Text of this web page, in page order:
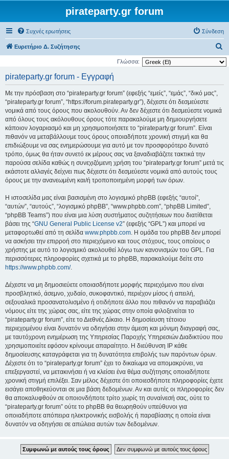
pirateparty.gr forum
Συχνές ερωτήσεις Σύνδεση
Ευρετήριο Δ. Συζήτησης
ν
Γλώσσα:
pirateparty.gr forum - Εγγραφή
Με την πρόσβαση στο “pirateparty.gr forum” (εφεξής “εμείς”, “εμάς”, “δικό μας”,
“pirateparty.gr forum”, “https://forum.pirateparty.gr”), δέχεστε ότι δεσμεύεστε
νομικά από τους όρους που ακολουθούν. Αν δεν δέχεστε ότι δεσμεύεστε νομικά
από όλους τους ακόλουθους όρους τότε παρακαλούμε μη δημιουργήσετε
κάποιον λογαριασμό και μη χρησιμοποιήσετε το “pirateparty.gr forum”. Είναι
πιθανόν να μεταβάλλουμε τους όρους οποιαδήποτε χρονική στιγμή και θα
επιδιώξουμε να σας ενημερώσουμε για αυτό με τον προσφορότερο δυνατό
τρόπο, όμως θα ήταν συνετό εκ μέρους σας να ξαναδιαβάζετε τακτικά την
παρούσα σελίδα καθώς η συνεχιζόμενη χρήση του “pirateparty.gr forum” μετά τις
εκάστοτε αλλαγές δείχνει πως δέχεστε ότι δεσμεύεστε νομικά από αυτούς τους
όρους με την ανανεωμένη και/ή τροποποιημένη μορφή των όρων.
Η ιστοσελίδα μας είναι βασισμένη στο λογισμικό phpBB (εφεξής “αυτοί”,
“αυτών”, “αυτούς”, “λογισμικό phpBB”, “www.phpbb.com”, “phpBB Limited”,
“phpBB Teams”) που είναι μια λύση συστήματος συζητήσεων που διατίθεται
βάσει της “GNU General Public License v2” (εφεξής “GPL”) και μπορεί να
μεταφορτωθεί από τη σελίδα www.phpbb.com. Η ομάδα του phpBB δεν μπορεί
να ασκήσει την επιρροή στο περιεχόμενο και τους στόχους, τους οποίους ο
χρήστης με αυτό το λογισμικό ακολουθεί λόγω των κανονισμών του GPL. Για
περισσότερες πληροφορίες σχετικά με το phpBB, παρακαλούμε δείτε στο
https://www.phpbb.com/.
Δέχεστε να μη δημοσιεύετε οποιασδήποτε μορφής περιεχόμενο που είναι
προσβλητικό, άσεμνο, χυδαίο, συκοφαντικό, περιέχον μίσος ή απειλή,
σεξουαλικά προσανατολισμένο ή οτιδήποτε άλλο που πιθανόν να παραβιάζει
νόμους είτε της χώρας σας, είτε της χώρας στην οποία φιλοξενείται το
“pirateparty.gr forum”, είτε το Διεθνές Δίκαιο. Η δημοσίευση τέτοιου
περιεχομένου είναι δυνατόν να οδηγήσει στην άμεση και μόνιμη διαγραφή σας,
με ταυτόχρονη ενημέρωση της Υπηρεσίας Παροχής Υπηρεσιών Διαδικτύου που
χρησιμοποιείτε εφόσον κρίνουμε απαραίτητο. Η διεύθυνση IP κάθε
δημοσίευσης καταγράφεται για τη δυνατότητα επιβολής των παρόντων όρων.
Δέχεστε ότι το “pirateparty.gr forum” έχει το δικαίωμα να απομακρύνει, να
επεξεργαστεί, να μετακινήσει ή να κλείσει ένα θέμα συζήτησης οποιαδήποτε
χρονική στιγμή επιλέξει. Σαν μέλος δέχεστε ότι οποιεσδήποτε πληροφορίες έχετε
εισάγει αποθηκεύονται σε μια βάση δεδομένων. Αν και αυτές οι πληροφορίες δεν
θα αποκαλυφθούν σε οποιονδήποτε τρίτο χωρίς τη συναίνεσή σας, ούτε το
“pirateparty.gr forum” ούτε το phpBB θα θεωρηθούν υπεύθυνοι για
οποιαδήποτε απόπειρα ηλεκτρονικής εισβολής ή παραβίασης η οποία είναι
δυνατόν να οδηγήσει σε απώλεια αυτών των δεδομένων.